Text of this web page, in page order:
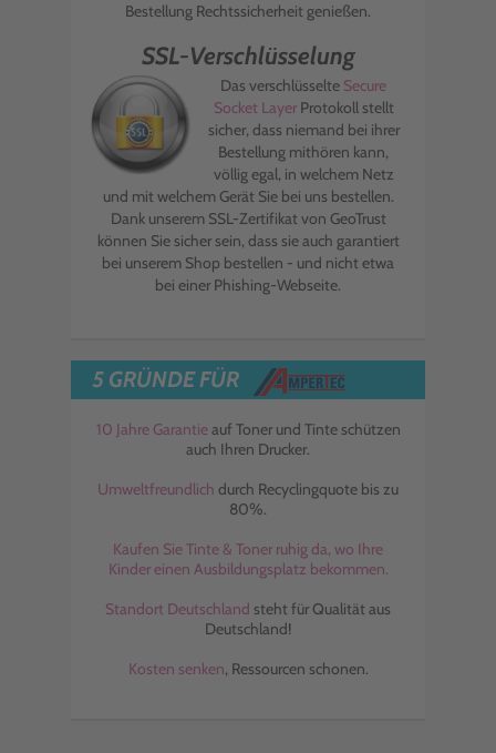
Bestellung Rechtssicherheit genießen.
SSL-Verschlüsselung
Das verschlüsselte Secure
Socket LayerProtokoll stellt
sicher, dass niemand bei ihrer
Bestellung mithören kann,
völlig egal, in welchem Netz
und mit welchem Gerät Sie bei uns bestellen.
Dank unserem SSL-Zertifikat von GeoTrust
können Sie sicher sein, dass sie auch garantiert
bei unserem Shop bestellen - und nicht etwa
bei einer Phishing-Webseite.
5 GRÜNDE FÜR
10 Jahre Garantieauf Toner und Tinte schützen
auch Ihren Drucker.
Umweltfreundlich durch Recyclingquote bis zu
80%.
Kaufen Sie Tinte & Toner ruhig da, wo Ihre
Kinder einen Ausbildungsplatz bekommen.
Standort Deutschland steht für Qualität aus
Deutschland!
Kosten senken, Ressourcen schonen.